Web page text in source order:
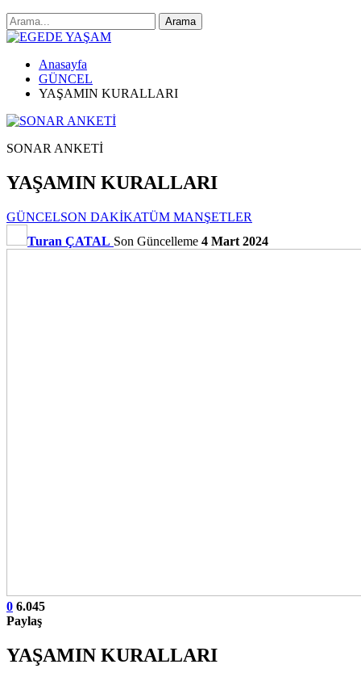
Anasayfa
GÜNCEL
YAŞAMIN KURALLARI
SONAR ANKETİ
YAŞAMIN KURALLARI
GÜNCELSON DAKİKATÜM MANŞETLER
Turan ÇATAL Son Güncelleme 4 Mart 2024
0 6.045
Paylaş
YAŞAMIN KURALLARI